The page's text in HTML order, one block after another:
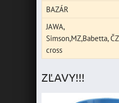
BAZÁR
JAWA,
Simson,MZ,Babetta, ČZ
cross
ZĽAVY!!!